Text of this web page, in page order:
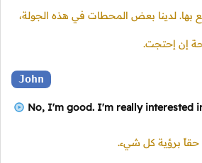
بها. لدينا بعض المحطات في هذه الجولة،
إن إحتجت.
John
No, I'm good. I'm really interested
حقاً برؤية كل شيء.